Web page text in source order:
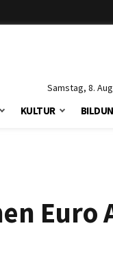
Samstag, 8.
KULTUR
Euro